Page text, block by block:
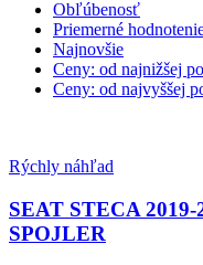
Obľúbenosť
Priemerné
Najnovšie
Ceny: od najnižšej
Ceny: od najvyššej
Rýchly náhľad
SEAT STECA
SPOJLER